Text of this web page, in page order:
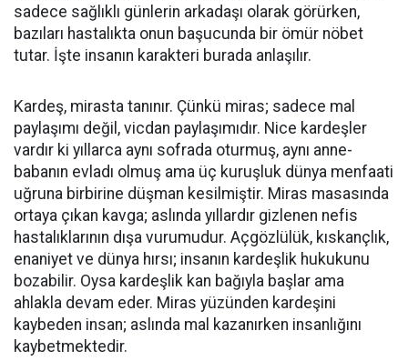
sadece sağlıklı günlerin arkadaşı olarak görürken,
bazıları hastalıkta onun başucunda bir ömür nöbet
tutar. İşte insanın karakteri burada anlaşılır.
Kardeş, mirasta tanınır. Çünkü miras; sadece mal
paylaşımı değil, vicdan paylaşımıdır. Nice kardeşler
vardır ki yıllarca aynı sofrada oturmuş, aynı anne-
babanın evladı olmuş ama üç kuruşluk dünya menfaati
uğruna birbirine düşman kesilmiştir. Miras masasında
ortaya çıkan kavga; aslında yıllardır gizlenen nefis
hastalıklarının dışa vurumudur. Açgözlülük, kıskançlık,
enaniyet ve dünya hırsı; insanın kardeşlik hukukunu
bozabilir. Oysa kardeşlik kan bağıyla başlar ama
ahlakla devam eder. Miras yüzünden kardeşini
kaybeden insan; aslında mal kazanırken insanlığını
kaybetmektedir.